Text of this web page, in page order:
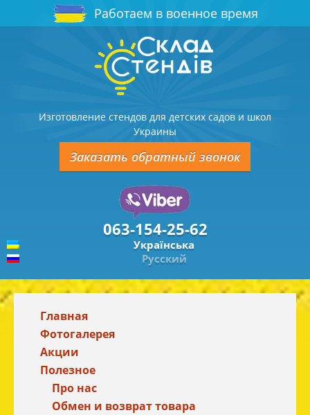
Работаем в военное время
Изготовление стендов для детских садов и школ
Украины
Заказать обратный звонок
063-154-25-62
Українська
Русский
Главная
Фотогалерея
Акции
Полезное
Про нас
Обмен и возврат товара